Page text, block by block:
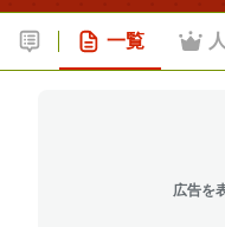
一覧
広告を